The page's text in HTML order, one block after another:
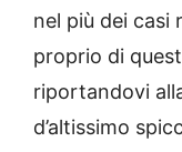
nel più dei casi
proprio di
riportandovi
d’altissimo